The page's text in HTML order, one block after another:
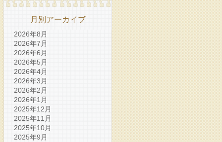
月別アーカイブ
2026年8月
2026年7月
2026年6月
2026年5月
2026年4月
2026年3月
2026年2月
2026年1月
2025年12月
2025年11月
2025年10月
2025年9月